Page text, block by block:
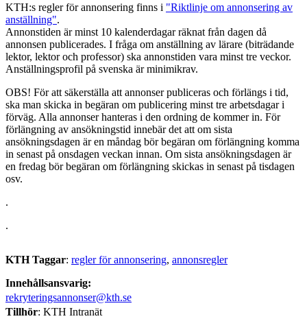
KTH:s regler för annonsering finns i "Riktlinje om annonsering av
anställning".
Annonstiden är minst 10 kalenderdagar räknat från dagen då
annonsen publicerades. I fråga om anställning av lärare (biträdande
lektor, lektor och professor) ska annonstiden vara minst tre veckor.
Anställningsprofil på svenska är minimikrav.
OBS! För att säkerställa att annonser publiceras och förlängs i tid,
ska man skicka in begäran om publicering minst tre arbetsdagar i
förväg. Alla annonser hanteras i den ordning de kommer in. För
förlängning av ansökningstid innebär det att om sista
ansökningsdagen är en måndag bör begäran om förlängning komma
in senast på onsdagen veckan innan. Om sista ansökningsdagen är
en fredag bör begäran om förlängning skickas in senast på tisdagen
osv.
.
.
KTH Taggar: regler för annonsering annonsregler
Innehållsansvarig:
rekryteringsannonser@kth.se
Tillhör: KTH Intranät